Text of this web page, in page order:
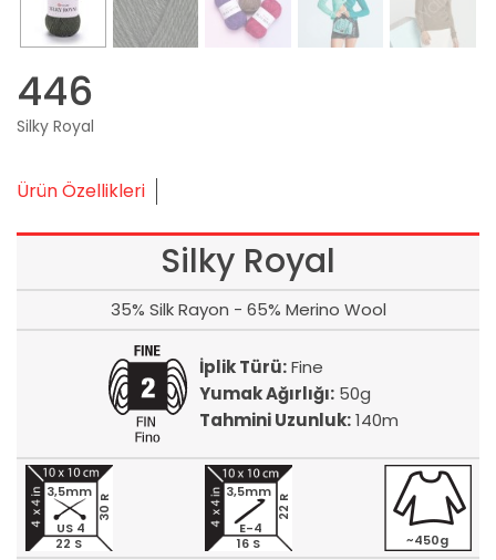
446
Silky Royal
Ürün Özellikleri
Silky Royal
35% Silk Rayon - 65% Merino Wool
İplik Türü:Fine
Yumak Ağırlığı: 50g
Tahmini Uzunluk:140m
22 S
30 R
3,5mm
US 4
16 S
22 R
3,5mm
E-4
~450g